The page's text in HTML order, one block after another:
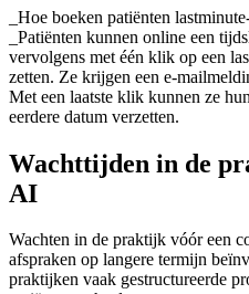
_Hoe boeken patiënten
_Patiënten kunnen online een
vervolgens met één klik op een
zetten. Ze krijgen een e-
Met een laatste klik kunnen ze
eerdere datum verzetten.
Wachttijden in de
AI
Wachten in de praktijk vóór een
afspraken op langere termijn
praktijken vaak gestructureerde